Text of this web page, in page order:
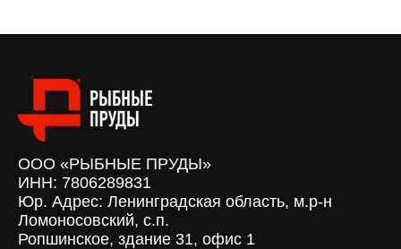
ООО «РЫБНЫЕ ПРУДЫ»
ИНН: 7806289831
Юр. Адрес: Ленинградская область, м.р-н
Ломоносовский, с.п.
Ропшинское, здание 31, офис 1